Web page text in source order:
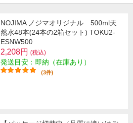
NOJIMA ノジマオリジナル 500ml天
然水48本(24本の2箱セット) TOKU2-
ESNW500
2,208円 (税込)
発送目安：即納（在庫あり）
(3件)